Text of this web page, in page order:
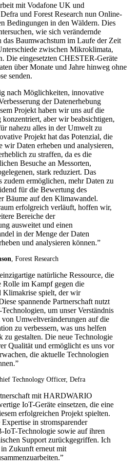
mit Vodafone UK und
und Forest Research nun Online-
Bedingungen in den Wäldern. Dies
wie sich verändernde
das Baumwachstum im Laufe der Zeit
zwischen Mikroklimata,
Die eingesetzten CHESTER-Geräte
über Monate und Jahre hinweg ohne
senden.
nach Möglichkeiten, innovative
der Datenerhebung
Projekt haben wir uns auf die
aber wir beabsichtigen,
nahezu alles in der Umwelt zu
Projekt hat das Potenzial, die
wir Daten erheben und analysieren,
zu straffen, da es die
Besuche an Messorten,
stark reduziert. Das
zudem ermöglichen, mehr Daten zu
für die Bewertung des
Bäume auf den Klimawandel.
erfolgreich verläuft, hoffen wir,
Bereiche der
ausweitet und einen
in der Menge der Daten
und analysieren können.”
, Forest Research
natürliche Ressource, die
Rolle im Kampf gegen die
Klimakrise spielt, der wir
spannende Partnerschaft nutzt
um unser Verständnis
Umweltveränderungen auf die
zu verbessern, was uns helfen
zu gestalten. Die neue Technologie
Qualität und ermöglicht es uns vor
die aktuelle Technologien
Technology Officer, Defra
mit HARDWARIO
IoT-Geräte einsetzen, die eine
erfolgreichen Projekt spielten.
in stromsparender
Technologie sowie auf ihren
Support zurückgegriffen. Ich
Zukunft erneut mit